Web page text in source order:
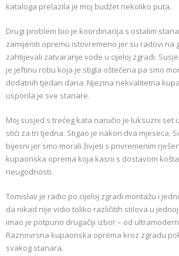
kataloga prelazila je moj budžet nekoliko puta.
Drugi problem bio je koordinacija s ostalim
zamijeniti opremu istovremeno jer su radovi na
zahtijevali zatvaranje vode u cijeloj zgradi.
je jeftinu robu koja je stigla oštećena pa smo
dodatnih tjedan dana. Njezina nekvalitetna
usporila je sve stanare.
Moj susjed s trećeg kata naručio je luksuzni set
stići za tri tjedna. Stigao je nakon dva mjeseca.
bijesni jer smo morali živjeti s privremenim
kupaonska oprema koja kasni s dostavom
neugodnosti.
Tomislav je radio po cijeloj zgradi montažu i
da nikad nije vidio toliko različitih stilova u
imao je potpuno drugačiji izbor – od
Raznovrsna kupaonska oprema kroz zgradu
svakog stanara.